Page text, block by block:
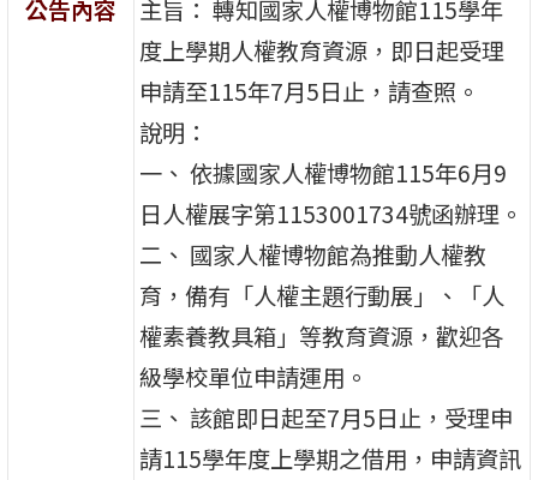
公告內容
主旨： 轉知國家人權博物館115學年
度上學期人權教育資源，即日起受理
申請至115年7月5日止，請查照。
說明：
一、 依據國家人權博物館115年6月9
日人權展字第1153001734號函辦理。
二、 國家人權博物館為推動人權教
育，備有「人權主題行動展」、「人
權素養教具箱」等教育資源，歡迎各
級學校單位申請運用。
三、 該館即日起至7月5日止，受理申
請115學年度上學期之借用，申請資訊